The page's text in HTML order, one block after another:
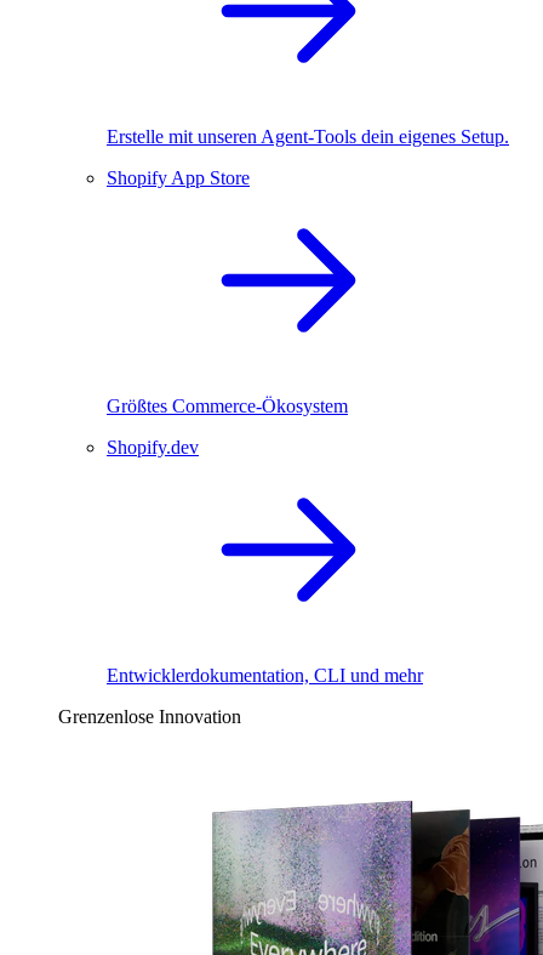
Erstelle mit unseren Agent-Tools dein eigenes Setup.
Shopify App Store
Größtes Commerce-Ökosystem
Shopify.dev
Entwicklerdokumentation, CLI und mehr
Grenzenlose Innovation